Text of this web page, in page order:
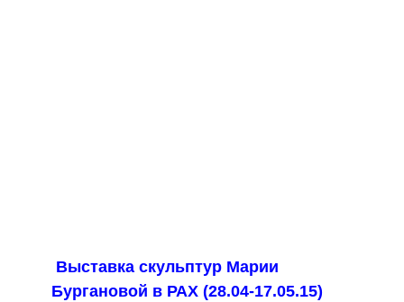
Выставка скульптур Марии
Бургановой в РАХ (28.04-17.05.15)